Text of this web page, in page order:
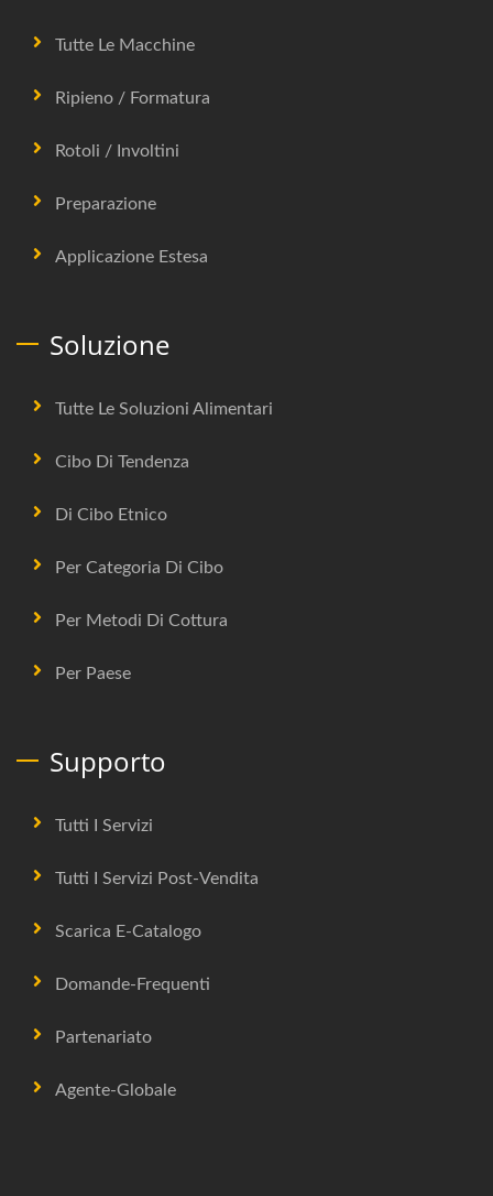
Tutte Le Macchine
Ripieno / Formatura
Rotoli / Involtini
Preparazione
Applicazione Estesa
Soluzione
Tutte Le Soluzioni Alimentari
Cibo Di Tendenza
Di Cibo Etnico
Per Categoria Di Cibo
Per Metodi Di Cottura
Per Paese
Supporto
Tutti I Servizi
Tutti I Servizi Post-Vendita
Scarica E-Catalogo
Domande-Frequenti
Partenariato
Agente-Globale